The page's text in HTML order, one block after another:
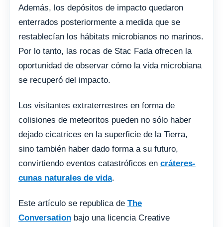
Además, los depósitos de impacto quedaron
enterrados posteriormente a medida que se
restablecían los hábitats microbianos no marinos.
Por lo tanto, las rocas de Stac Fada ofrecen la
oportunidad de observar cómo la vida microbiana
se recuperó del impacto.
Los visitantes extraterrestres en forma de
colisiones de meteoritos pueden no sólo haber
dejado cicatrices en la superficie de la Tierra,
sino también haber dado forma a su futuro,
convirtiendo eventos catastróficos en cráteres-
cunas naturales de vida.
Este artículo se republica de The
Conversation bajo una licencia Creative